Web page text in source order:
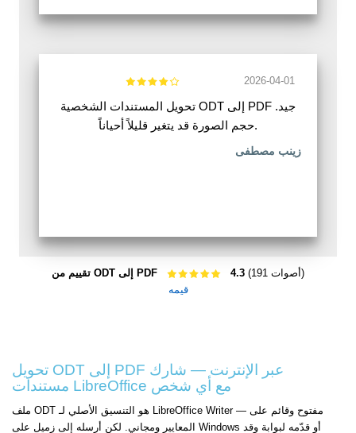
2026-04-01
تحويل المستندات الشخصية ODT إلى PDF جيد.
حجم الصورة قد يتغير قليلاً أحياناً.
زينب مصطفى
تقييم من ODT إلى PDF 4.3
(191 أصوات)
قيمه
تحويل ODT إلى PDF عبر الإنترنت — شارك
مستندات LibreOffice مع أي شخص
ملف ODT هو التنسيق الأصلي لـ LibreOffice Writer — مفتوح وقائم على
المعايير ومجاني. لكن أرسله إلى زميل على Windows أو قدّمه لبوابة وقد